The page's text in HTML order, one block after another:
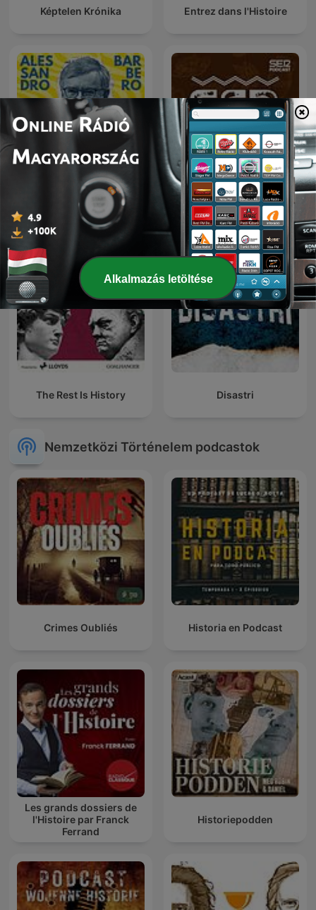
Képtelen Krónika Entrez dans l'Histoire
Alessandro Barbero
Podcast - La Storia
SER Historia
The Rest Is History Disastri
Nemzetközi Történelem podcastok
Crimes Oubliés Historia en Podcast
Les grands dossiers de
l'Histoire par Franck
Ferrand
Historiepodden
Alkalmazás letöltése